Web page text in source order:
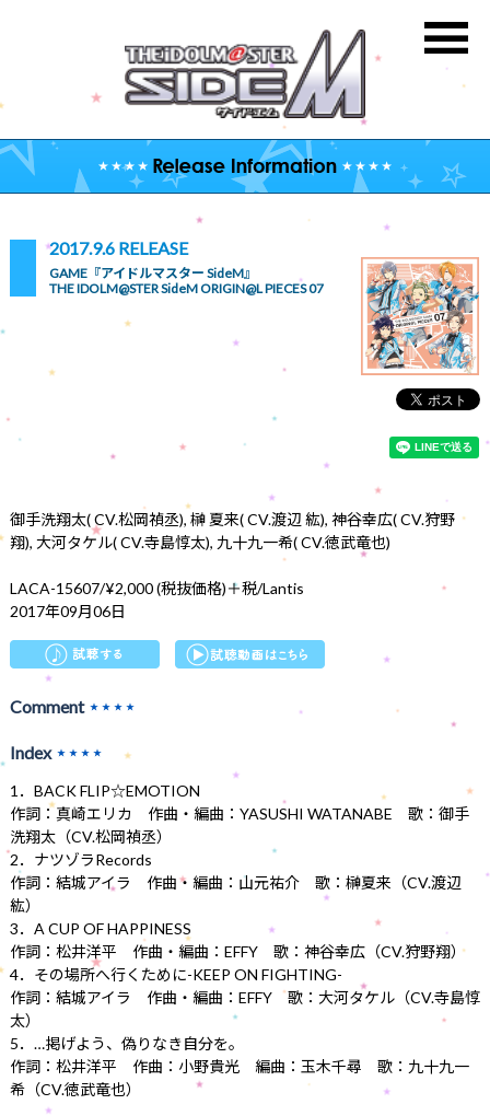
2017.9.6 RELEASE
GAME『アイドルマスター SideM』
THE IDOLM@STER SideM ORIGIN@L PIECES 07
御手洗翔太( CV.松岡禎丞), 榊 夏来( CV.渡辺 紘), 神谷幸広( CV.狩野
翔), 大河タケル( CV.寺島惇太), 九十九一希( CV.徳武竜也)
LACA-15607/¥2,000 (税抜価格)＋税/Lantis
2017年09月06日
Comment ★★★★
Index ★★★★
1．BACK FLIP☆EMOTION
作詞：真崎エリカ 作曲・編曲：YASUSHI WATANABE 歌：御手
洗翔太（CV.松岡禎丞）
2．ナツゾラRecords
作詞：結城アイラ 作曲・編曲：山元祐介 歌：榊夏来（CV.渡辺
紘）
3．A CUP OF HAPPINESS
作詞：松井洋平 作曲・編曲：EFFY 歌：神谷幸広（CV.狩野翔）
4．その場所へ行くために-KEEP ON FIGHTING-
作詞：結城アイラ 作曲・編曲：EFFY 歌：大河タケル（CV.寺島惇
太）
5．…掲げよう、偽りなき自分を。
作詞：松井洋平 作曲：小野貴光 編曲：玉木千尋 歌：九十九一
希（CV.徳武竜也）